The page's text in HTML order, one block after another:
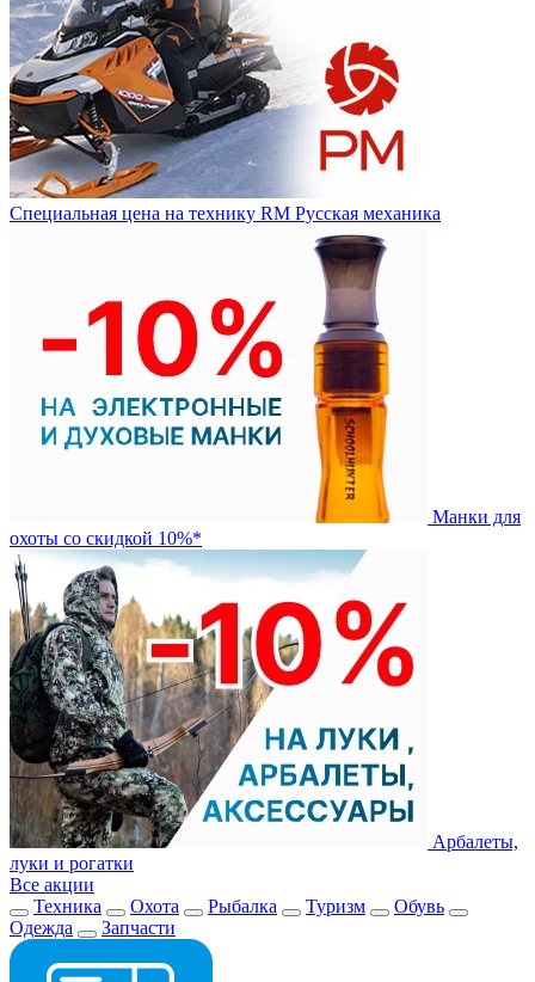
Специальная цена на технику RM Русская механика
Манки для
охоты со скидкой 10%*
Арбалеты,
луки и рогатки
Все акции
Техника
Охота Рыбалка Туризм
Обувь
Одежда
Запчасти